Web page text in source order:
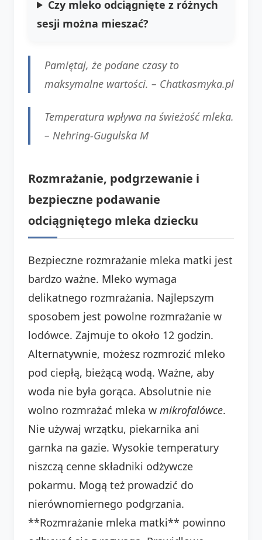
Czy mleko odciągnięte z różnych
sesji można mieszać?
Pamiętaj, że podane czasy to
maksymalne wartości. – Chatkasmyka.pl
Temperatura wpływa na świeżość mleka.
– Nehring-Gugulska M
Rozmrażanie, podgrzewanie i
bezpieczne podawanie
odciągniętego mleka dziecku
Bezpieczne rozmrażanie mleka matki jest
bardzo ważne. Mleko wymaga
delikatnego rozmrażania. Najlepszym
sposobem jest powolne rozmrażanie w
lodówce. Zajmuje to około 12 godzin.
Alternatywnie, możesz rozmrozić mleko
pod ciepłą, bieżącą wodą. Ważne, aby
woda nie była gorąca. Absolutnie nie
wolno rozmrażać mleka w mikrofalówce.
Nie używaj wrzątku, piekarnika ani
garnka na gazie. Wysokie temperatury
niszczą cenne składniki odżywcze
pokarmu. Mogą też prowadzić do
nierównomiernego podgrzania.
**Rozmrażanie mleka matki** powinno